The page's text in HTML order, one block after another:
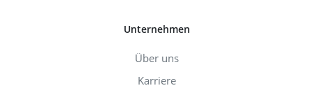
Unternehmen
Über uns
Karriere